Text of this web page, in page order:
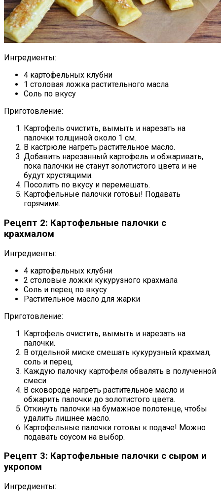
Ингредиенты:
4 картофельных клубни
1 столовая ложка растительного масла
Соль по вкусу
Приготовление:
Картофель очистить, вымыть и нарезать на
палочки толщиной около 1 см.
В кастрюле нагреть растительное масло.
Добавить нарезанный картофель и обжаривать,
пока палочки не станут золотистого цвета и не
будут хрустящими.
Посолить по вкусу и перемешать.
Картофельные палочки готовы! Подавать
горячими.
Рецепт 2: Картофельные палочки с
крахмалом
Ингредиенты:
4 картофельных клубни
2 столовые ложки кукурузного крахмала
Соль и перец по вкусу
Растительное масло для жарки
Приготовление:
Картофель очистить, вымыть и нарезать на
палочки.
В отдельной миске смешать кукурузный крахмал,
соль и перец.
Каждую палочку картофеля обвалять в полученной
смеси.
В сковороде нагреть растительное масло и
обжарить палочки до золотистого цвета.
Откинуть палочки на бумажное полотенце, чтобы
удалить лишнее масло.
Картофельные палочки готовы к подаче! Можно
подавать соусом на выбор.
Рецепт 3: Картофельные палочки с сыром и
укропом
Ингредиенты: